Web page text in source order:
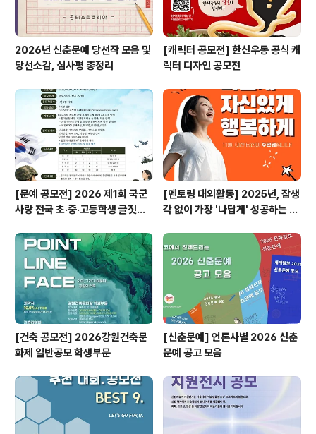
2026년 신춘문예 당선작 모음 및
당선소감, 심사평 총정리
[캐릭터 공모전] 한신우동 공식 캐
릭터 디자인 공모전
[문예 공모전] 2026 제1회 국군
사랑 전국 초·중·고등학생 글짓기
[멘토링 대외활동] 2025년, 잡생
각 없이 가장 '나답게' 성공하는 법
[건축 공모전] 2026강원건축문
화제 일반공모 학생부문
[신춘문예] 언론사별 2026 신춘
문예 공고 모음